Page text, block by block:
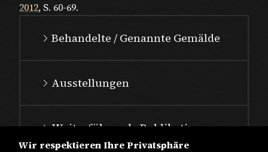
2012, S. 60-69.
Behandelte / Genannte Gemälde
Ausstellungen
Weiterführende Publikationen
Wir respektieren Ihre Privatsphäre